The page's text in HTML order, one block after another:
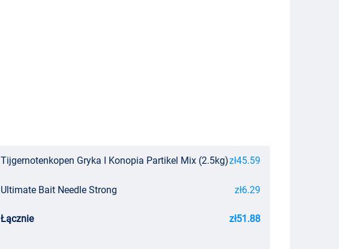
Tijgernotenkopen Gryka I Konopia Partikel Mix (2.5kg)zł45.59
Ultimate Bait Needle Strong zł6.29
Łącznie zł51.88